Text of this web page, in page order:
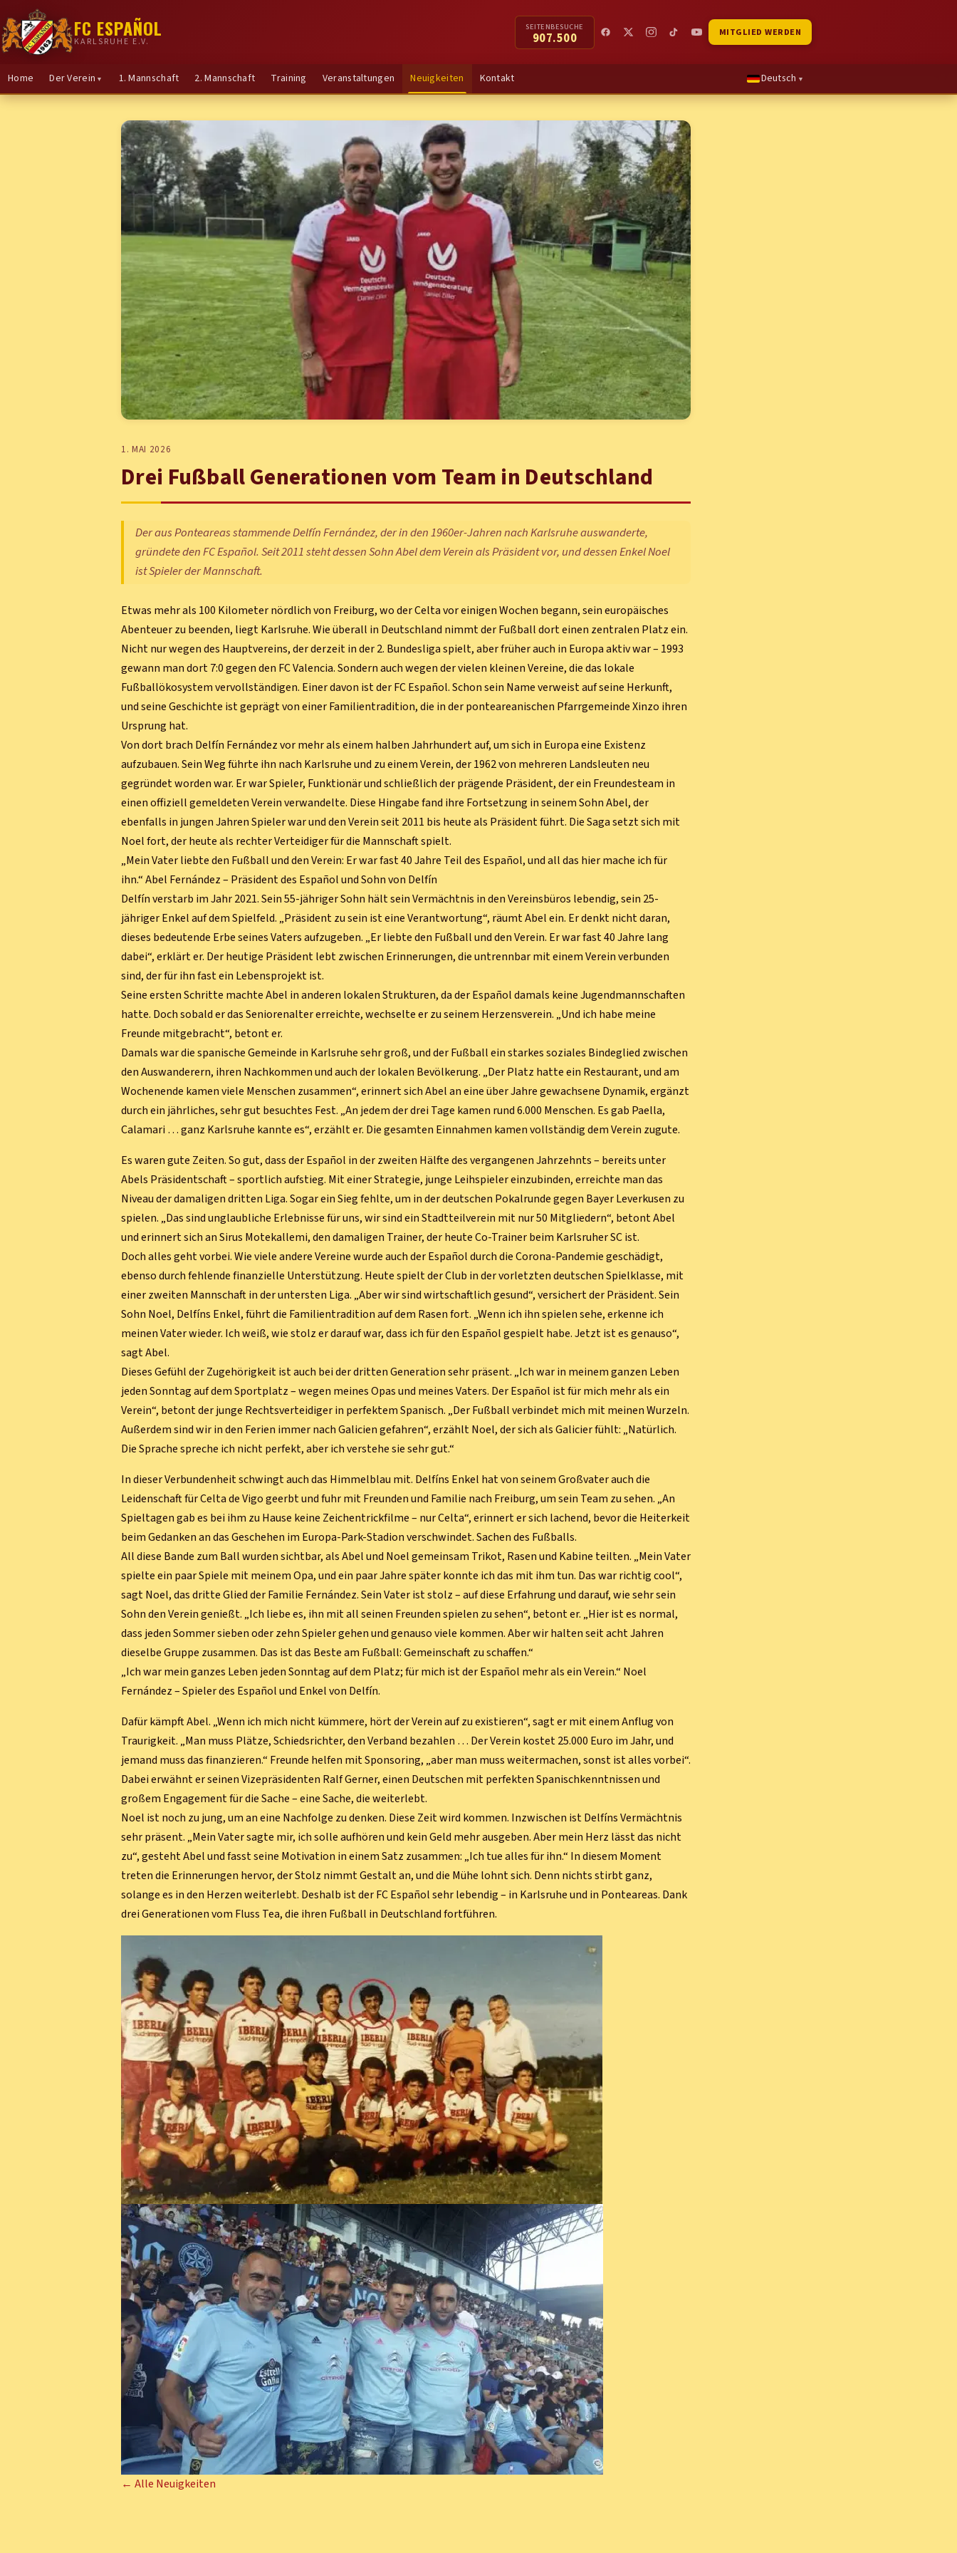
FC ESPAÑOL
KARLSRUHE E.V.
SEITENBESUCHE
907.500 MITGLIED WERDEN
Home Der Verein ▼ 1. Mannschaft 2. Mannschaft Training Veranstaltungen Neuigkeiten Kontakt Deutsch ▼
1. MAI 2026
Drei Fußball Generationen vom Team in Deutschland
Der aus Ponteareas stammende Delfín Fernández, der in den 1960er-Jahren nach Karlsruhe auswanderte,
gründete den FC Español. Seit 2011 steht dessen Sohn Abel dem Verein als Präsident vor, und dessen Enkel Noel
ist Spieler der Mannschaft.
Etwas mehr als 100 Kilometer nördlich von Freiburg, wo der Celta vor einigen Wochen begann, sein europäisches
Abenteuer zu beenden, liegt Karlsruhe. Wie überall in Deutschland nimmt der Fußball dort einen zentralen Platz ein.
Nicht nur wegen des Hauptvereins, der derzeit in der 2. Bundesliga spielt, aber früher auch in Europa aktiv war – 1993
gewann man dort 7:0 gegen den FC Valencia. Sondern auch wegen der vielen kleinen Vereine, die das lokale
Fußballökosystem vervollständigen. Einer davon ist der FC Español. Schon sein Name verweist auf seine Herkunft,
und seine Geschichte ist geprägt von einer Familientradition, die in der ponteareanischen Pfarrgemeinde Xinzo ihren
Ursprung hat.
Von dort brach Delfín Fernández vor mehr als einem halben Jahrhundert auf, um sich in Europa eine Existenz
aufzubauen. Sein Weg führte ihn nach Karlsruhe und zu einem Verein, der 1962 von mehreren Landsleuten neu
gegründet worden war. Er war Spieler, Funktionär und schließlich der prägende Präsident, der ein Freundesteam in
einen offiziell gemeldeten Verein verwandelte. Diese Hingabe fand ihre Fortsetzung in seinem Sohn Abel, der
ebenfalls in jungen Jahren Spieler war und den Verein seit 2011 bis heute als Präsident führt. Die Saga setzt sich mit
Noel fort, der heute als rechter Verteidiger für die Mannschaft spielt.
„Mein Vater liebte den Fußball und den Verein: Er war fast 40 Jahre Teil des Español, und all das hier mache ich für
ihn.“ Abel Fernández – Präsident des Español und Sohn von Delfín
Delfín verstarb im Jahr 2021. Sein 55-jähriger Sohn hält sein Vermächtnis in den Vereinsbüros lebendig, sein 25-
jähriger Enkel auf dem Spielfeld. „Präsident zu sein ist eine Verantwortung“, räumt Abel ein. Er denkt nicht daran,
dieses bedeutende Erbe seines Vaters aufzugeben. „Er liebte den Fußball und den Verein. Er war fast 40 Jahre lang
dabei“, erklärt er. Der heutige Präsident lebt zwischen Erinnerungen, die untrennbar mit einem Verein verbunden
sind, der für ihn fast ein Lebensprojekt ist.
Seine ersten Schritte machte Abel in anderen lokalen Strukturen, da der Español damals keine Jugendmannschaften
hatte. Doch sobald er das Seniorenalter erreichte, wechselte er zu seinem Herzensverein. „Und ich habe meine
Freunde mitgebracht“, betont er.
Damals war die spanische Gemeinde in Karlsruhe sehr groß, und der Fußball ein starkes soziales Bindeglied zwischen
den Auswanderern, ihren Nachkommen und auch der lokalen Bevölkerung. „Der Platz hatte ein Restaurant, und am
Wochenende kamen viele Menschen zusammen“, erinnert sich Abel an eine über Jahre gewachsene Dynamik, ergänzt
durch ein jährliches, sehr gut besuchtes Fest. „An jedem der drei Tage kamen rund 6.000 Menschen. Es gab Paella,
Calamari … ganz Karlsruhe kannte es“, erzählt er. Die gesamten Einnahmen kamen vollständig dem Verein zugute.
Es waren gute Zeiten. So gut, dass der Español in der zweiten Hälfte des vergangenen Jahrzehnts – bereits unter
Abels Präsidentschaft – sportlich aufstieg. Mit einer Strategie, junge Leihspieler einzubinden, erreichte man das
Niveau der damaligen dritten Liga. Sogar ein Sieg fehlte, um in der deutschen Pokalrunde gegen Bayer Leverkusen zu
spielen. „Das sind unglaubliche Erlebnisse für uns, wir sind ein Stadtteilverein mit nur 50 Mitgliedern“, betont Abel
und erinnert sich an Sirus Motekallemi, den damaligen Trainer, der heute Co-Trainer beim Karlsruher SC ist.
Doch alles geht vorbei. Wie viele andere Vereine wurde auch der Español durch die Corona-Pandemie geschädigt,
ebenso durch fehlende finanzielle Unterstützung. Heute spielt der Club in der vorletzten deutschen Spielklasse, mit
einer zweiten Mannschaft in der untersten Liga. „Aber wir sind wirtschaftlich gesund“, versichert der Präsident. Sein
Sohn Noel, Delfíns Enkel, führt die Familientradition auf dem Rasen fort. „Wenn ich ihn spielen sehe, erkenne ich
meinen Vater wieder. Ich weiß, wie stolz er darauf war, dass ich für den Español gespielt habe. Jetzt ist es genauso“,
sagt Abel.
Dieses Gefühl der Zugehörigkeit ist auch bei der dritten Generation sehr präsent. „Ich war in meinem ganzen Leben
jeden Sonntag auf dem Sportplatz – wegen meines Opas und meines Vaters. Der Español ist für mich mehr als ein
Verein“, betont der junge Rechtsverteidiger in perfektem Spanisch. „Der Fußball verbindet mich mit meinen Wurzeln.
Außerdem sind wir in den Ferien immer nach Galicien gefahren“, erzählt Noel, der sich als Galicier fühlt: „Natürlich.
Die Sprache spreche ich nicht perfekt, aber ich verstehe sie sehr gut.“
In dieser Verbundenheit schwingt auch das Himmelblau mit. Delfíns Enkel hat von seinem Großvater auch die
Leidenschaft für Celta de Vigo geerbt und fuhr mit Freunden und Familie nach Freiburg, um sein Team zu sehen. „An
Spieltagen gab es bei ihm zu Hause keine Zeichentrickfilme – nur Celta“, erinnert er sich lachend, bevor die Heiterkeit
beim Gedanken an das Geschehen im Europa-Park-Stadion verschwindet. Sachen des Fußballs.
All diese Bande zum Ball wurden sichtbar, als Abel und Noel gemeinsam Trikot, Rasen und Kabine teilten. „Mein Vater
spielte ein paar Spiele mit meinem Opa, und ein paar Jahre später konnte ich das mit ihm tun. Das war richtig cool“,
sagt Noel, das dritte Glied der Familie Fernández. Sein Vater ist stolz – auf diese Erfahrung und darauf, wie sehr sein
Sohn den Verein genießt. „Ich liebe es, ihn mit all seinen Freunden spielen zu sehen“, betont er. „Hier ist es normal,
dass jeden Sommer sieben oder zehn Spieler gehen und genauso viele kommen. Aber wir halten seit acht Jahren
dieselbe Gruppe zusammen. Das ist das Beste am Fußball: Gemeinschaft zu schaffen.“
„Ich war mein ganzes Leben jeden Sonntag auf dem Platz; für mich ist der Español mehr als ein Verein.“ Noel
Fernández – Spieler des Español und Enkel von Delfín.
Dafür kämpft Abel. „Wenn ich mich nicht kümmere, hört der Verein auf zu existieren“, sagt er mit einem Anflug von
Traurigkeit. „Man muss Plätze, Schiedsrichter, den Verband bezahlen … Der Verein kostet 25.000 Euro im Jahr, und
jemand muss das finanzieren.“ Freunde helfen mit Sponsoring, „aber man muss weitermachen, sonst ist alles vorbei“.
Dabei erwähnt er seinen Vizepräsidenten Ralf Gerner, einen Deutschen mit perfekten Spanischkenntnissen und
großem Engagement für die Sache – eine Sache, die weiterlebt.
Noel ist noch zu jung, um an eine Nachfolge zu denken. Diese Zeit wird kommen. Inzwischen ist Delfíns Vermächtnis
sehr präsent. „Mein Vater sagte mir, ich solle aufhören und kein Geld mehr ausgeben. Aber mein Herz lässt das nicht
zu“, gesteht Abel und fasst seine Motivation in einem Satz zusammen: „Ich tue alles für ihn.“ In diesem Moment
treten die Erinnerungen hervor, der Stolz nimmt Gestalt an, und die Mühe lohnt sich. Denn nichts stirbt ganz,
solange es in den Herzen weiterlebt. Deshalb ist der FC Español sehr lebendig – in Karlsruhe und in Ponteareas. Dank
drei Generationen vom Fluss Tea, die ihren Fußball in Deutschland fortführen.
← Alle Neuigkeiten